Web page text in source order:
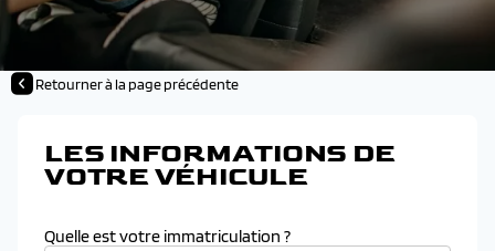
Retourner à la page précédente
LES INFORMATIONS DE
VOTRE VÉHICULE
Quelle est votre immatriculation ?